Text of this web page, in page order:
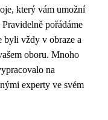
který vám umožní
pořádáme
byli vždy v obraze a
oboru. Mnoho
na
experty ve svém